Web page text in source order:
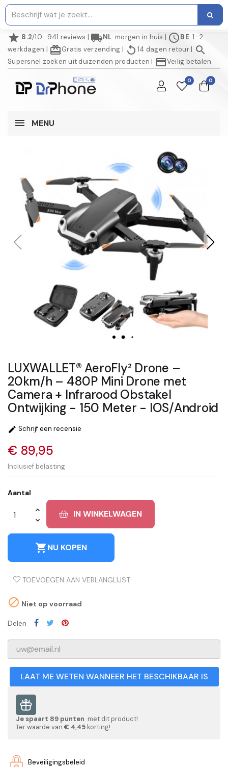
star 8.2/10 · 941 reviews | local_shippingNL: morgen in huis | scheduleBE: 1–2
werkdagen | redeemGratis verzending | replay 14 dagen retour| search
Supersnel zoeken uit duizenden producten | credit_cardVeilig betalen
0 0
MENU
LUXWALLET® AeroFly² Drone –
20km/h – 480P Mini Drone met
Camera + Infrarood Obstakel
Ontwijking - 150 Meter - IOS/Android
 Schrijf een recensie
€ 89,95
Inclusief belasting
Aantal
IN WINKELWAGEN
shopping_cartNU KOPEN
TOEVOEGEN AAN VERLANGLIJST
 Niet op voorraad
Delen
LAAT ME WETEN WANNEER HET BESCHIKBAAR IS
Je spaart 89 punten met dit product!
Ter waarde van € 4,45 korting!
Beveiligingsbeleid